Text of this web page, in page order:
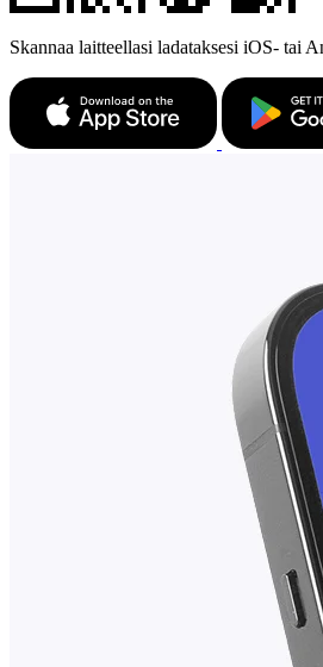
Skannaa laitteellasi ladataksesi iOS- tai